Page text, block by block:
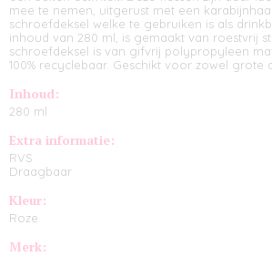
mee te nemen, uitgerust met een
schroefdeksel welke te gebruiken is als
inhoud van 280 ml, is gemaakt van roestvrij
schroefdeksel is van gifvrij polypropyleen
100% recyclebaar. Geschikt voor zowel grote
Inhoud:
280 ml
Extra informatie:
RVS
Draagbaar
Kleur:
Roze
Merk: